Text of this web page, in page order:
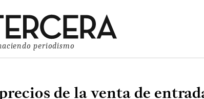
periodismo
de la venta de